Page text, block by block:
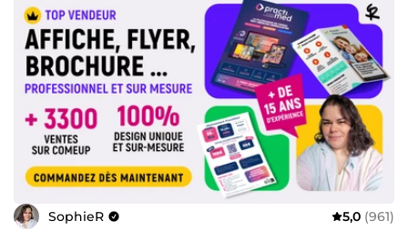
SophieR 5,0 (961)